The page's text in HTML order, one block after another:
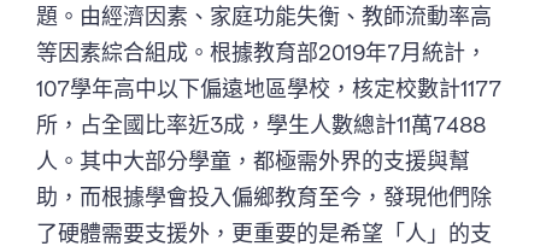
題。由經濟因素、家庭功能失衡、教師流動率高
等因素綜合組成。根據教育部2019年7月統計，
107學年高中以下偏遠地區學校，核定校數計1177
所，占全國比率近3成，學生人數總計11萬7488
人。其中大部分學童，都極需外界的支援與幫
助，而根據學會投入偏鄉教育至今，發現他們除
了硬體需要支援外，更重要的是希望「人」的支